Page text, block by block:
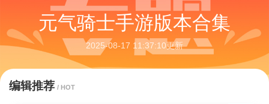
元气骑士手游版本合集
2025-08-17 11:37:10更新
编辑推荐 / HOT